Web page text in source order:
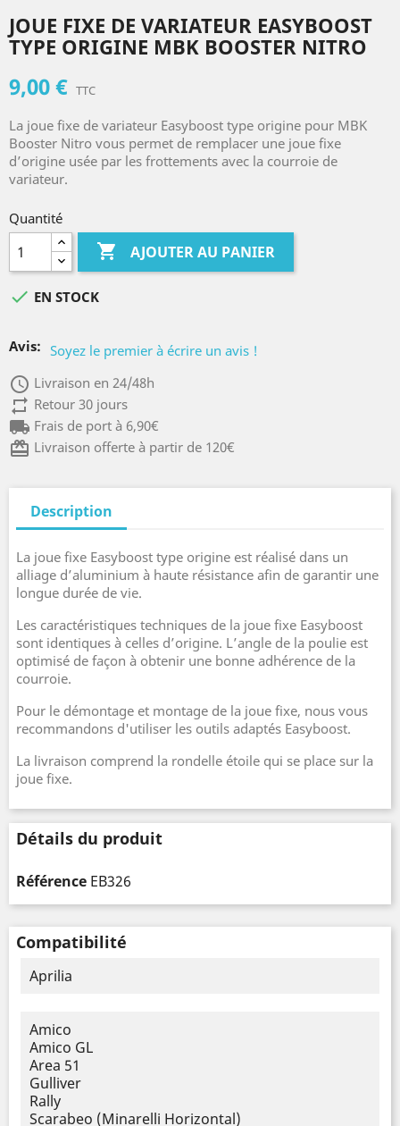
JOUE FIXE DE VARIATEUR EASYBOOST
TYPE ORIGINE MBK BOOSTER NITRO
9,00 € TTC
La joue fixe de variateur Easyboost type origine pour MBK
Booster Nitro vous permet de remplacer une joue fixe
d’origine usée par les frottements avec la courroie de
variateur.
Quantité
 AJOUTER AU PANIER
 EN STOCK
Avis: Soyez le premier à écrire un avis !
access_time Livraison en 24/48h
repeatRetour 30 jours
local_shippingFrais de port à 6,90€
card_giftcardLivraison offerte à partir de 120€
Description
La joue fixe Easyboost type origine est réalisé dans un
alliage d’aluminium à haute résistance afin de garantir une
longue durée de vie.
Les caractéristiques techniques de la joue fixe Easyboost
sont identiques à celles d’origine. L’angle de la poulie est
optimisé de façon à obtenir une bonne adhérence de la
courroie.
Pour le démontage et montage de la joue fixe, nous vous
recommandons d'utiliser les outils adaptés Easyboost.
La livraison comprend la rondelle étoile qui se place sur la
joue fixe.
Détails du produit
Référence EB326
Compatibilité
Aprilia
Amico
Amico GL
Area 51
Gulliver
Rally
Scarabeo (Minarelli Horizontal)